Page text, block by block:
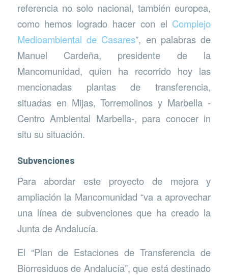
referencia no solo nacional, también europea,
como hemos logrado hacer con el Complejo
Medioambiental de Casares”, en palabras de
Manuel Cardeña, presidente de la
Mancomunidad, quien ha recorrido hoy las
mencionadas plantas de transferencia,
situadas en Mijas, Torremolinos y Marbella -
Centro Ambiental Marbella-, para conocer in
situ su situación.
Subvenciones
Para abordar este proyecto de mejora y
ampliación la Mancomunidad “va a aprovechar
una línea de subvenciones que ha creado la
Junta de Andalucía.
El “Plan de Estaciones de Transferencia de
Biorresiduos de Andalucía”, que está destinado